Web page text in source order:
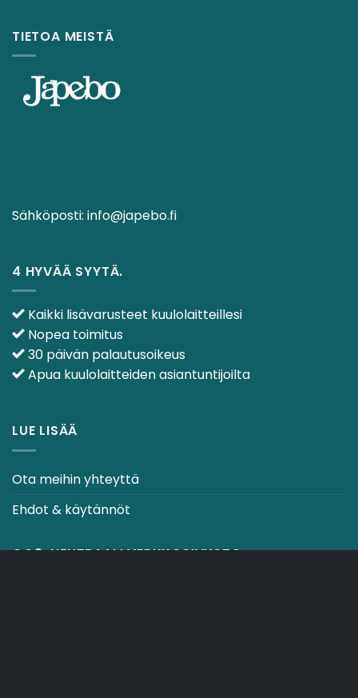
TIETOA MEISTÄ
Sähköposti: info@japebo.fi
4 HYVÄÄ SYYTÄ.
Kaikki lisävarusteet kuulolaitteillesi
Nopea toimitus
30 päivän palautusoikeus
Apua kuulolaitteiden asiantuntijoilta
LUE LISÄÄ
Ota meihin yhteyttä
Ehdot & käytännöt
CO2-NEUTRAALI VERKKOSIVUSTO